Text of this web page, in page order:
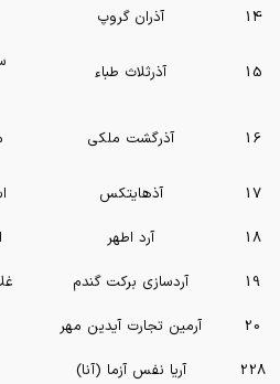
14 آذران گروپ
15 آذرثلاث طباء
16 آذرگشت ملکی
17 آذهایتکس
18
آرد اطهر
19
آردسازی برکت گندم
20
آرمین تجارت آیدین مهر
228
آریا نفس آزما (آنا)